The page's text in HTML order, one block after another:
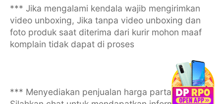
*** Jika mengalami kendala wajib mengirimkan
video unboxing, Jika tanpa video unboxing dan
foto produk saat diterima dari kurir mohon maaf
komplain tidak dapat di proses
*** Menyediakan penjualan harga partai/grosir.